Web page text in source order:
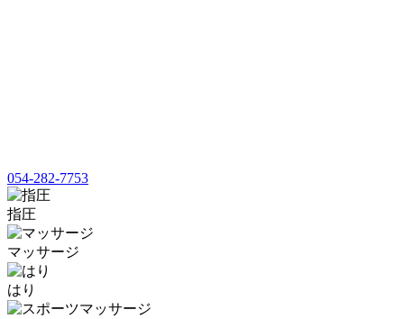
054-282-7753
指圧
マッサージ
はり